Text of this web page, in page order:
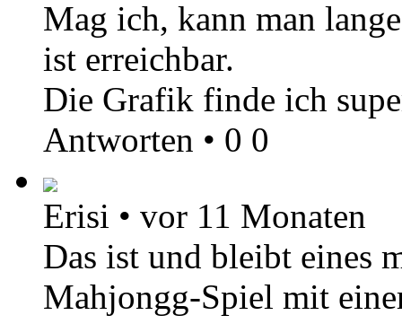
Mag ich, kann man
ist erreichbar.
Die Grafik finde ich
Antworten • 0 0
Erisi • vor 11 Monaten
Das ist und bleibt eines
Mahjongg-Spiel mit